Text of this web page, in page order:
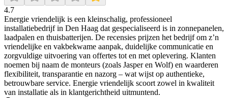
4.7
Energie vriendelijk is een kleinschalig, professioneel
installatiebedrijf in Den Haag dat gespecialiseerd is in zonnepanelen,
laadpalen en thuisbatterijen. De recensies prijzen het bedrijf om z’n
vriendelijke en vakbekwame aanpak, duidelijke communicatie en
zorgvuldige uitvoering van offertes tot en met oplevering. Klanten
noemen bij naam de monteurs (zoals Jasper en Wolf) en waarderen
flexibiliteit, transparantie en nazorg – wat wijst op authentieke,
betrouwbare service. Energie vriendelijk scoort zowel in kwaliteit
van installatie als in klantgerichtheid uitmuntend.